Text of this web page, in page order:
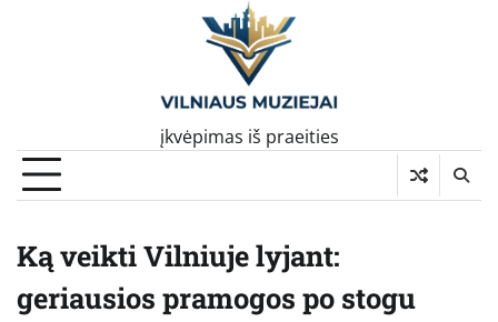
įkvėpimas iš praeities
Ką veikti Vilniuje lyjant:
geriausios pramogos po stogu